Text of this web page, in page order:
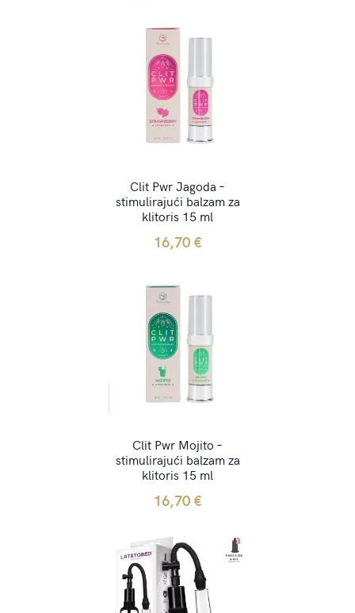
Clit Pwr Jagoda –
stimulirajući balzam za
klitoris 15 ml
16,70€
Clit Pwr Mojito –
stimulirajući balzam za
klitoris 15 ml
16,70€